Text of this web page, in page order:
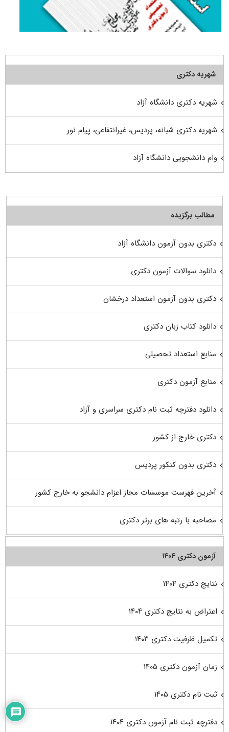
شهریه دکتری
شهریه دکتری دانشگاه آزاد
شهریه دکتری شبانه، پردیس، غیرانتفاعی، پیام نور
وام دانشجویی دانشگاه آزاد
مطالب برگزیده
دکتری بدون آزمون دانشگاه آزاد
دانلود سوالات آزمون دکتری
دکتری بدون آزمون استعداد درخشان
دانلود کتاب زبان دکتری
منابع استعداد تحصیلی
منابع آزمون دکتری
دانلود دفترچه ثبت نام دکتری سراسری و آزاد
دکتری خارج از کشور
دکتری بدون کنکور پردیس
آخرین فهرست موسسات مجاز اعزام دانشجو به خارج کشور
مصاحبه با رتبه های برتر دکتری
آزمون دکتری ۱۴۰۴
نتایج دکتری ۱۴۰۴
اعتراض به نتایج دکتری ۱۴۰۴
تکمیل ظرفیت دکتری ۱۴۰۳
زمان آزمون دکتری ۱۴۰۵
ثبت نام دکتری ۱۴۰۵
دفترچه ثبت نام آزمون دکتری ۱۴۰۴